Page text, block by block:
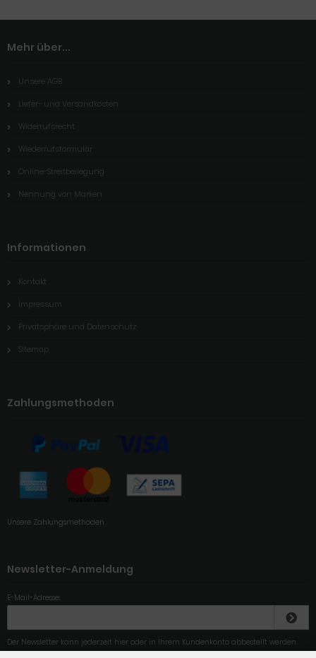
Mehr über...
Unsere AGB
Liefer- und Versandkosten
Widerrufsrecht
Wiederrufsformular
Online-Streitbeilegung
Nennung von Marken
Informationen
Kontakt
Impressum
Privatsphäre und Datenschutz
Sitemap
Zahlungsmethoden
Unsere Zahlungsmethoden
Newsletter-Anmeldung
E-Mail-Adresse:
Der Newsletter kann jederzeit hier oder in Ihrem Kundenkonto abbestellt werden.